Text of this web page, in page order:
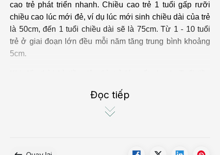
cao trẻ phát triển nhanh. Chiều cao trẻ 1 tuổi gấp rưỡi
chiều cao lúc mới đẻ, ví dụ lúc mới sinh chiều dài của trẻ
là 50cm, đến 1 tuổi chiều dài sẽ là 75cm. Từ 1 - 10 tuổi
trẻ ở giai đoạn lớn đều mỗi năm tăng trung bình khoảng
5cm.
Lứa tuổi này sự phát triển chiều cao ở trẻ tăng nhanh rõ
Đọc tiếp